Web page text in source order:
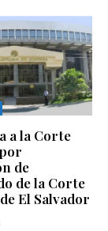
a la Corte
de
de la Corte
El Salvador